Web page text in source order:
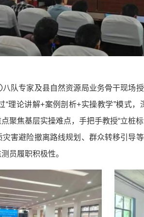
队专家及县自然资源局业务骨干现场
理论讲解+案例剖析+实操教学”模式
聚焦基层实操难点，手把手教授“立桩
害避险撤离路线规划、群众转移引导
员履职积极性。